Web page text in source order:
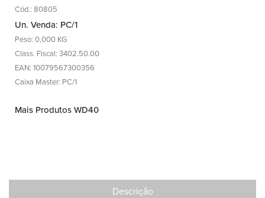
Cód.: 80805
Un. Venda: PC/1
Peso: 0,000 KG
Class. Fiscal: 3402.50.00
EAN: 10079567300356
Caixa Master: PC/1
Mais Produtos WD40
Descrição